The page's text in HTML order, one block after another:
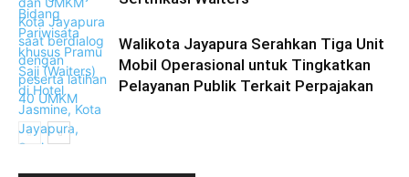
Walikota Jayapura Serahkan Tiga Unit
Mobil Operasional untuk Tingkatkan
Pelayanan Publik Terkait Perpajakan